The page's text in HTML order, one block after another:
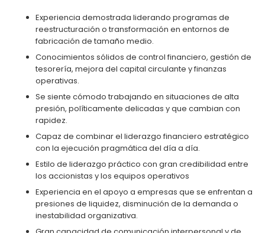
Experiencia demostrada liderando programas de
reestructuración o transformación en entornos de
fabricación de tamaño medio.
Conocimientos sólidos de control financiero, gestión de
tesorería, mejora del capital circulante y finanzas
operativas.
Se siente cómodo trabajando en situaciones de alta
presión, políticamente delicadas y que cambian con
rapidez.
Capaz de combinar el liderazgo financiero estratégico
con la ejecución pragmática del día a día.
Estilo de liderazgo práctico con gran credibilidad entre
los accionistas y los equipos operativos
Experiencia en el apoyo a empresas que se enfrentan a
presiones de liquidez, disminución de la demanda o
inestabilidad organizativa.